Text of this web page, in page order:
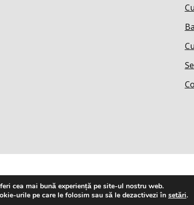
cea mai bună experiență pe site-ul nostru web.
urile pe care le folosim sau să le dezactivezi în setări.